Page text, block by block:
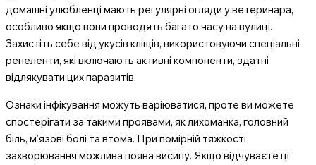
домашні улюбленці мають регулярні огляди у ветеринара,
особливо якщо вони проводять багато часу на вулиці.
Захистіть себе від укусів кліщів, використовуючи спеціальні
репеленти, які включають активні компоненти, здатні
відлякувати цих паразитів.
Ознаки інфікування можуть варіюватися, проте ви можете
спостерігати за такими проявами, як лихоманка, головний
біль, м’язові болі та втома. При помірній тяжкості
захворювання можлива поява висипу. Якщо відчуваєте ці